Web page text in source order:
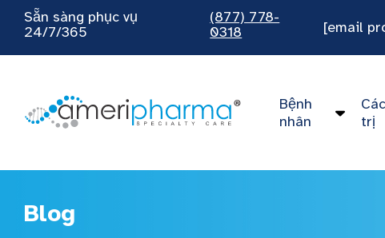
Sẵn sàng phục vụ
24/7/365
(877) 778-
0318
[email
Bệnh
nhân
trị
Blog